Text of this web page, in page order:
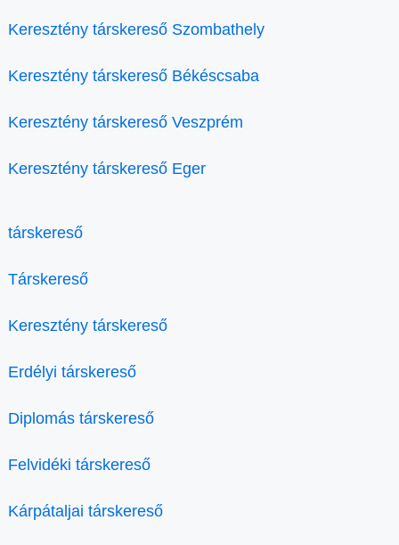
Keresztény társkereső Szombathely
Keresztény társkereső Békéscsaba
Keresztény társkereső Veszprém
Keresztény társkereső Eger
társkereső
Társkereső
Keresztény társkereső
Erdélyi társkereső
Diplomás társkereső
Felvidéki társkereső
Kárpátaljai társkereső